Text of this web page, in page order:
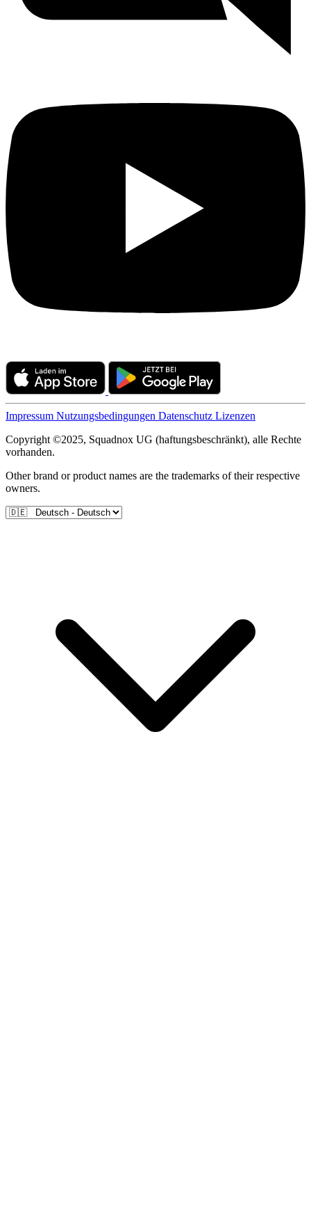
Impressum Nutzungsbedingungen Datenschutz Lizenzen
Copyright ©2025, Squadnox UG (haftungsbeschränkt), alle Rechte
vorhanden.
Other brand or product names are the trademarks of their respective
owners.